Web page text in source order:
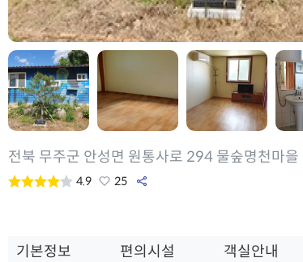
전북 무주군 안성면 원통사로 294 물숲명천마을
4.9 25
기본정보 편의시설 객실안내